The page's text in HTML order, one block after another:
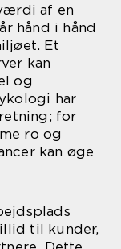
af en
hånd i hånd
Et
kan
og
har
for
ro og
kan øge
til kunder,